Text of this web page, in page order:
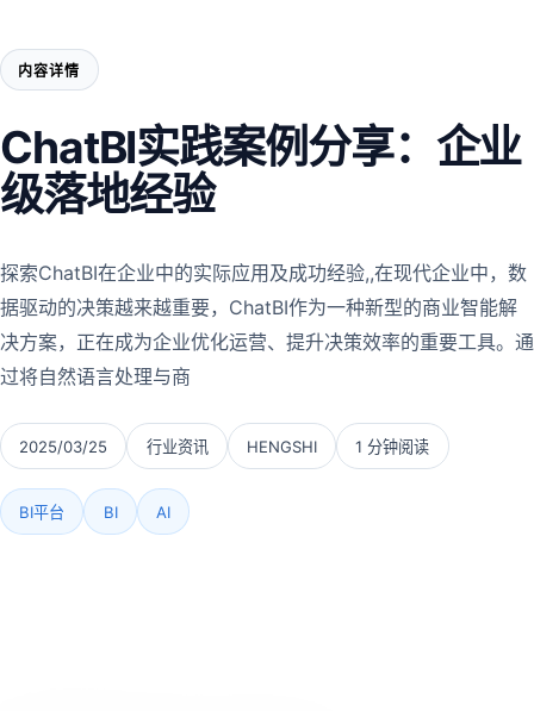
内容详情
ChatBI实践案例分享：企业
级落地经验
探索ChatBI在企业中的实际应用及成功经验,,在现代企业中，数
据驱动的决策越来越重要，ChatBI作为一种新型的商业智能解
决方案，正在成为企业优化运营、提升决策效率的重要工具。通
过将自然语言处理与商
2025/03/25 行业资讯 HENGSHI 1 分钟阅读
BI平台 BI AI